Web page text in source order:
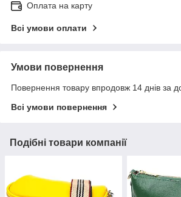
Оплата на карту
Всі умови оплати
Умови повернення
Повернення товару впродовж 14 днів за
Всі умови повернення
Подібні товари компанії